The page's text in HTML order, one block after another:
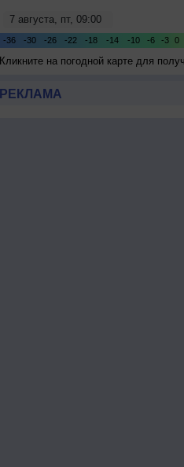
Кликните на погодной карте для
РЕКЛАМА